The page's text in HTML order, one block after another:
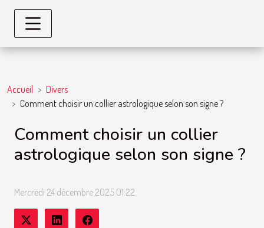
Accueil
Divers
Comment choisir un collier astrologique selon son signe ?
Comment choisir un collier
astrologique selon son signe ?
Mercredi 24 décembre 2025 01:22